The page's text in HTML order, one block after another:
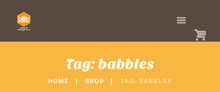
Tag: babbles
HOME SHOP TAG: BABBLES